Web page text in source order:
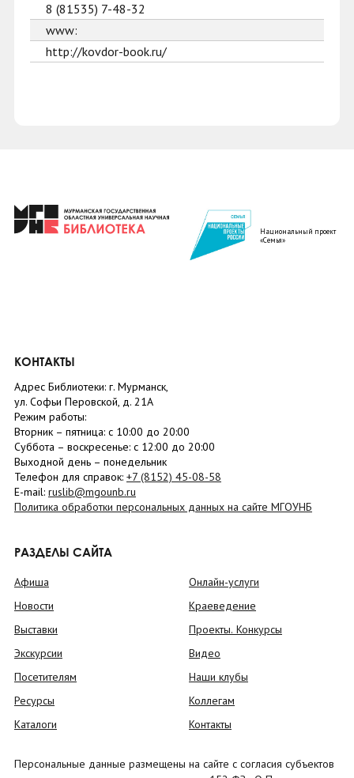
8 (81535) 7-48-32
www:
http://kovdor-book.ru/
Национальный проект
«Семья»
КОНТАКТЫ
Адрес Библиотеки: г. Мурманск,
ул. Софьи Перовской, д. 21А
Режим работы:
Вторник – пятница: с 10:00 до 20:00
Суббота – воскресенье: c 12:00 до 20:00
Выходной день – понедельник
Телефон для справок: +7 (8152) 45-08-58
E-mail: ruslib@mgounb.ru
Политика обработки персональных данных на сайте МГОУНБ
РАЗДЕЛЫ САЙТА
Афиша
Новости
Выставки
Экскурсии
Посетителям
Ресурсы
Каталоги
Онлайн-услуги
Краеведение
Проекты. Конкурсы
Видео
Наши клубы
Коллегам
Контакты
Персональные данные размещены на сайте с согласия субъектов